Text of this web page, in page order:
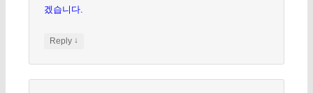
겠습니다.
Reply ↓